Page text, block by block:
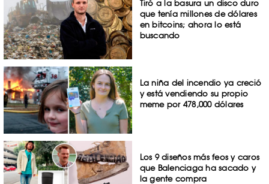
Tiró a la basura un disco duro
que tenía millones de dólares
en bitcoins; ahora lo está
buscando
La niña del incendio ya creció
y está vendiendo su propio
meme por 478,000 dólares
Los 9 diseños más feos y caros
que Balenciaga ha sacado y
la gente compra